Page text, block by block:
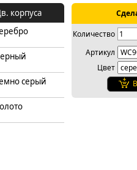
корпуса
серый
Количество
Артикул
Цвет